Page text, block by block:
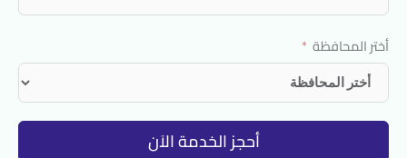
أختر المحافظة
أحجز الخدمة الاَن